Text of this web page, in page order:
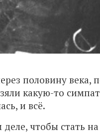
половину
какую-то
и всё.
чтобы стать